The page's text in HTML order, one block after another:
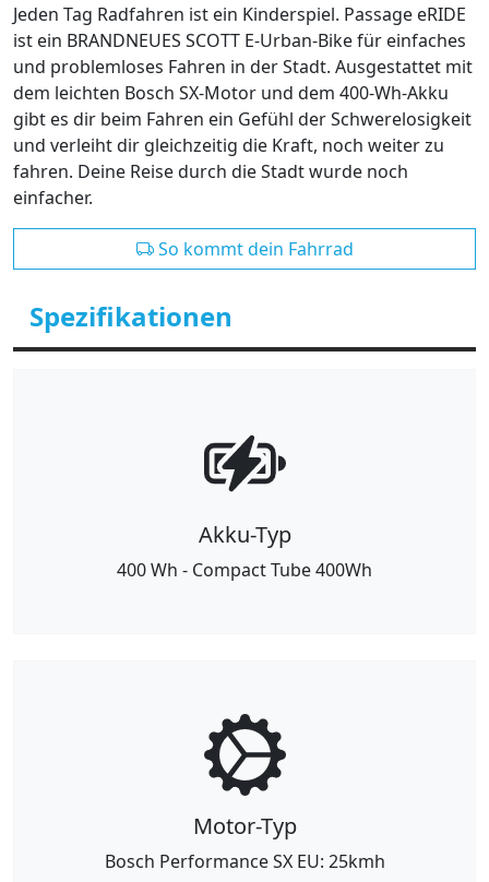
Jeden Tag Radfahren ist ein Kinderspiel. Passage eRIDE
ist ein BRANDNEUES SCOTT E-Urban-Bike für einfaches
und problemloses Fahren in der Stadt. Ausgestattet mit
dem leichten Bosch SX-Motor und dem 400-Wh-Akku
gibt es dir beim Fahren ein Gefühl der Schwerelosigkeit
und verleiht dir gleichzeitig die Kraft, noch weiter zu
fahren. Deine Reise durch die Stadt wurde noch
einfacher.
So kommt dein Fahrrad
Spezifikationen
Akku-Typ
400 Wh - Compact Tube 400Wh
Motor-Typ
Bosch Performance SX EU: 25kmh